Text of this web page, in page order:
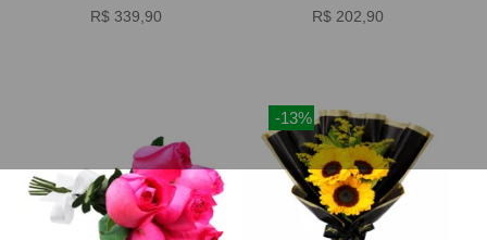
R$ 339,90 R$ 202,90
-13%